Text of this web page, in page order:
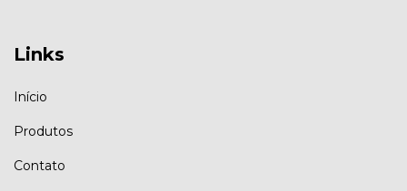
Links
Início
Produtos
Contato